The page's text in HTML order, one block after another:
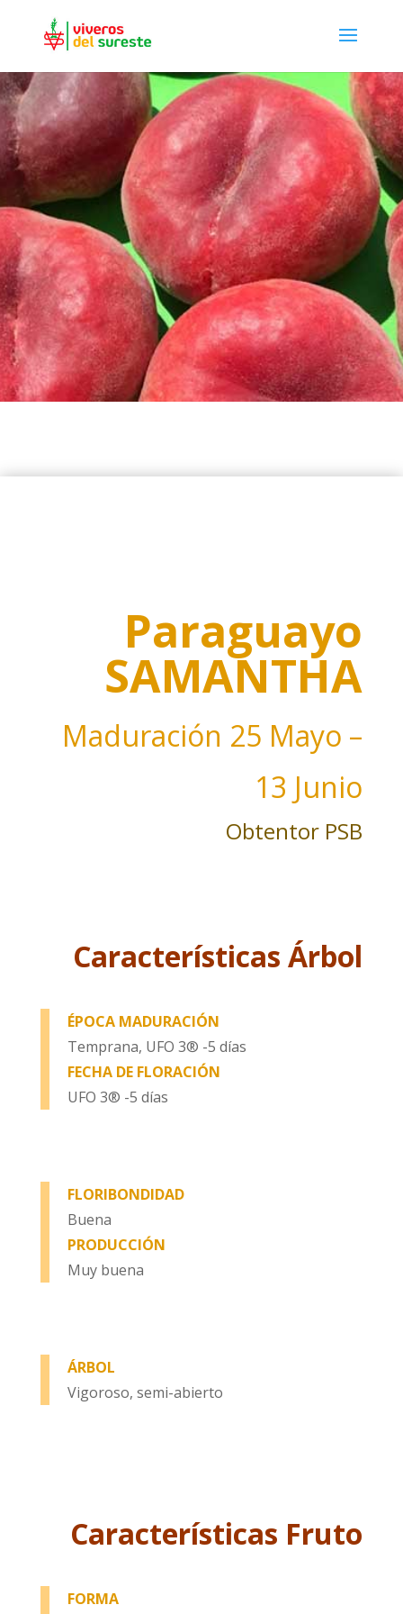
Paraguayo
SAMANTHA
Maduración 25 Mayo –
13 Junio
Obtentor PSB
Características Árbol
ÉPOCA MADURACIÓN
Temprana, UFO 3® -5 días
FECHA DE FLORACIÓN
UFO 3® -5 días
FLORIBONDIDAD
Buena
PRODUCCIÓN
Muy buena
ÁRBOL
Vigoroso, semi-abierto
Características Fruto
FORMA